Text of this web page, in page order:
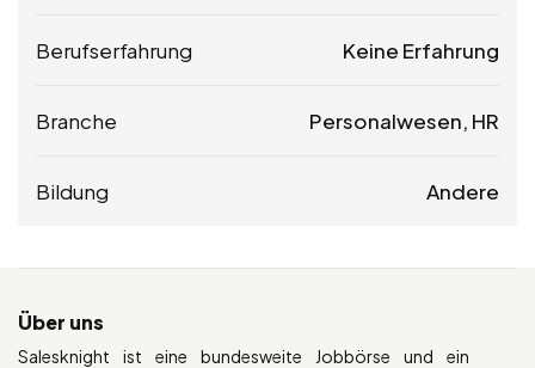
Berufserfahrung Keine Erfahrung
Branche Personalwesen, HR
Bildung Andere
Über uns
Salesknight ist eine bundesweite Jobbörse und ein